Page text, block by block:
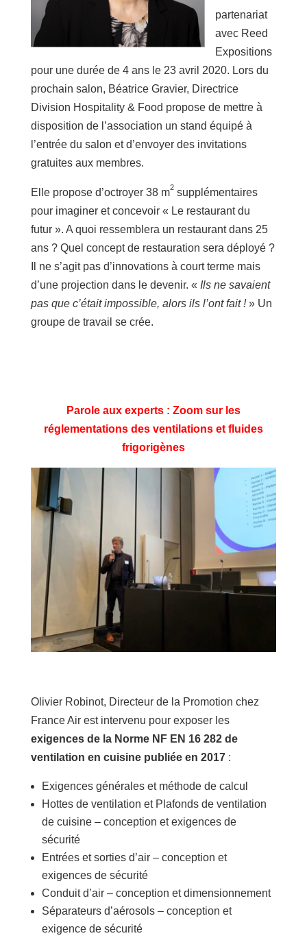
partenariat
avec Reed
Expositions
pour une durée de 4 ans le 23 avril 2020. Lors du
prochain salon, Béatrice Gravier, Directrice
Division Hospitality & Food propose de mettre à
disposition de l’association un stand équipé à
l’entrée du salon et d’envoyer des invitations
gratuites aux membres.
Elle propose d’octroyer 38 m2supplémentaires
pour imaginer et concevoir « Le restaurant du
futur ». A quoi ressemblera un restaurant dans 25
ans ? Quel concept de restauration sera déployé ?
Il ne s’agit pas d’innovations à court terme mais
d’une projection dans le devenir. « Ils ne savaient
pas que c’était impossible, alors ils l’ont fait !» Un
groupe de travail se crée.
Parole aux experts : Zoom sur les
réglementations des ventilations et fluides
frigorigènes
Olivier Robinot, Directeur de la Promotion chez
France Air est intervenu pour exposer les
exigences de la Norme NF EN 16 282 de
ventilation en cuisine publiée en 2017:
Exigences générales et méthode de calcul
Hottes de ventilation et Plafonds de ventilation
de cuisine – conception et exigences de
sécurité
Entrées et sorties d’air – conception et
exigences de sécurité
Conduit d’air – conception et dimensionnement
Séparateurs d’aérosols – conception et
exigence de sécurité